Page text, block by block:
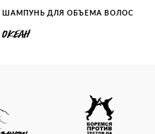
ШАМПУНЬ ДЛЯ ОБЪЕМА ВОЛОС
ОКЕАН